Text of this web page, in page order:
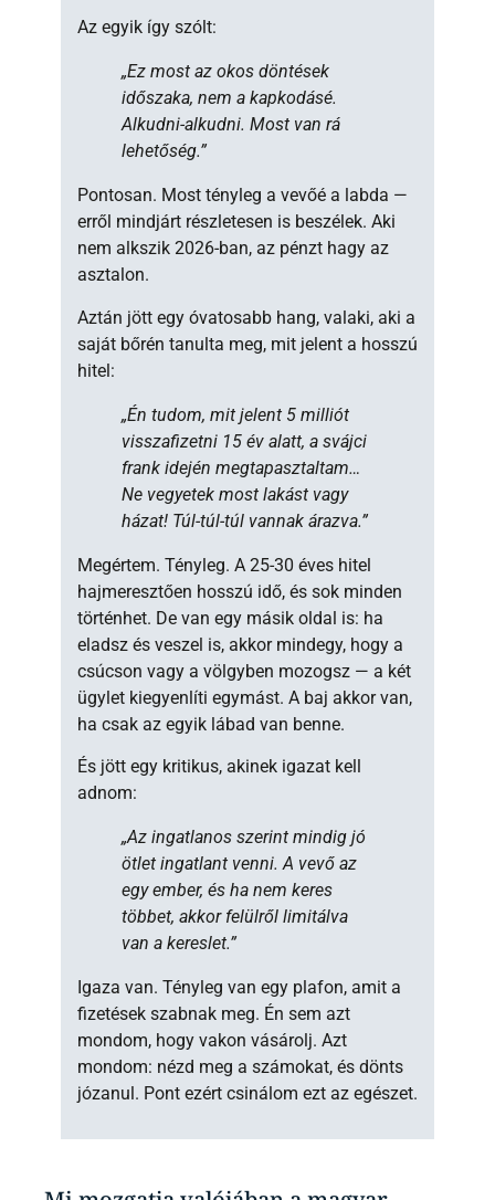
Az egyik így szólt:
„Ez most az okos döntések
időszaka, nem a kapkodásé.
Alkudni-alkudni. Most van rá
lehetőség.”
Pontosan. Most tényleg a vevőé a labda —
erről mindjárt részletesen is beszélek. Aki
nem alkszik 2026-ban, az pénzt hagy az
asztalon.
Aztán jött egy óvatosabb hang, valaki, aki a
saját bőrén tanulta meg, mit jelent a hosszú
hitel:
„Én tudom, mit jelent 5 milliót
visszafizetni 15 év alatt, a svájci
frank idején megtapasztaltam…
Ne vegyetek most lakást vagy
házat! Túl-túl-túl vannak árazva.”
Megértem. Tényleg. A 25-30 éves hitel
hajmeresztően hosszú idő, és sok minden
történhet. De van egy másik oldal is: ha
eladsz és veszel is, akkor mindegy, hogy a
csúcson vagy a völgyben mozogsz — a két
ügylet kiegyenlíti egymást. A baj akkor van,
ha csak az egyik lábad van benne.
És jött egy kritikus, akinek igazat kell
adnom:
„Az ingatlanos szerint mindig jó
ötlet ingatlant venni. A vevő az
egy ember, és ha nem keres
többet, akkor felülről limitálva
van a kereslet.”
Igaza van. Tényleg van egy plafon, amit a
fizetések szabnak meg. Én sem azt
mondom, hogy vakon vásárolj. Azt
mondom: nézd meg a számokat, és dönts
józanul. Pont ezért csinálom ezt az egészet.